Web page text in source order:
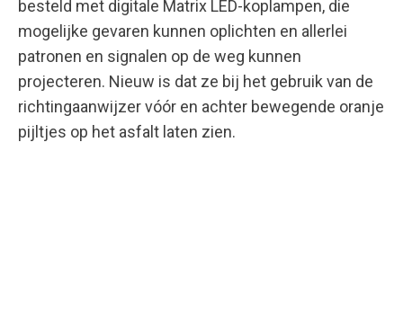
besteld met digitale Matrix LED-koplampen, die
mogelijke gevaren kunnen oplichten en allerlei
patronen en signalen op de weg kunnen
projecteren. Nieuw is dat ze bij het gebruik van de
richtingaanwijzer vóór en achter bewegende oranje
pijltjes op het asfalt laten zien.